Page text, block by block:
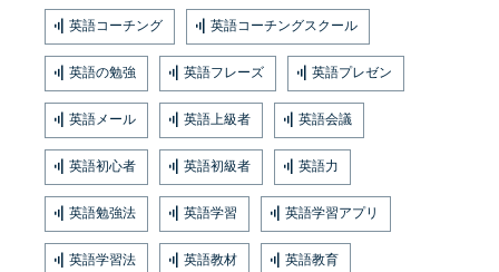
英語コーチング 英語コーチングスクール
英語の勉強 英語フレーズ 英語プレゼン
英語メール 英語上級者 英語会議
英語初心者 英語初級者 英語力
英語勉強法 英語学習 英語学習アプリ
英語学習法 英語教材 英語教育